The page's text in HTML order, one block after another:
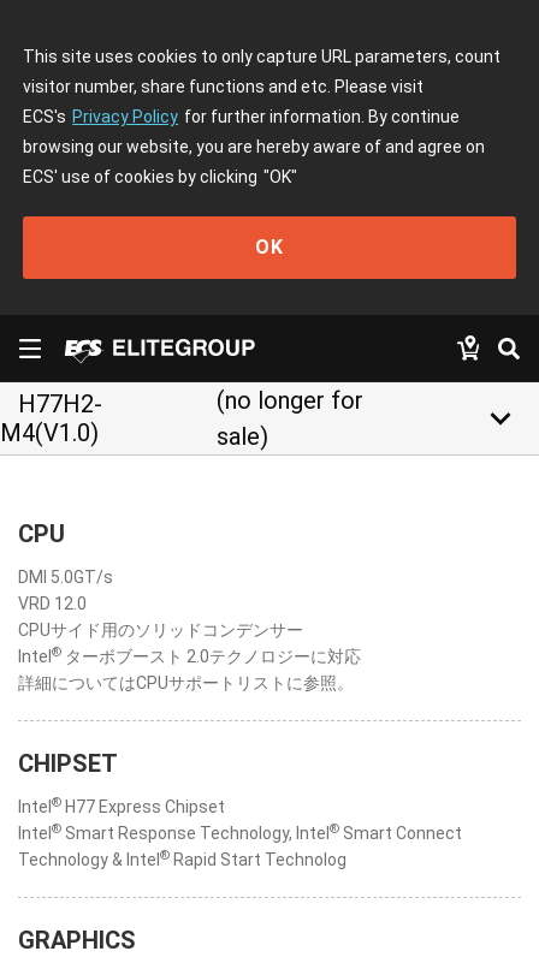
This site uses cookies to only capture URL parameters, count
visitor number, share functions and etc. Please visit
ECS's Privacy Policy for further information. By continue
browsing our website, you are hereby aware of and agree on
ECS' use of cookies by clicking "OK"
OK
H77H2-
M4(V1.0)
(no longer for
sale)
keyboard_arrow_down
CPU
DMI 5.0GT/s
VRD 12.0
CPUサイド用のソリッドコンデンサー
Intel ® ターボブースト 2.0テクノロジーに対応
詳細についてはCPUサポートリストに参照。
CHIPSET
Intel ® H77 Express Chipset
Intel ® Smart Response Technology, Intel ® Smart Connect
Technology & Intel ® Rapid Start Technolog
GRAPHICS